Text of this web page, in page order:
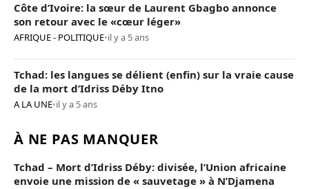
Côte d’Ivoire: la sœur de Laurent Gbagbo annonce
son retour avec le «cœur léger»
AFRIQUE - POLITIQUE•il y a 5 ans
Tchad: les langues se délient (enfin) sur la vraie cause
de la mort d’Idriss Déby Itno
A LA UNE•il y a 5 ans
À NE PAS MANQUER
Tchad – Mort d’Idriss Déby: divisée, l’Union africaine
envoie une mission de « sauvetage » à N’Djamena